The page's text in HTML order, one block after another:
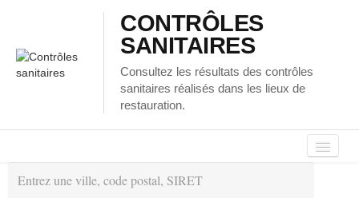
CONTRÔLES
SANITAIRES
Consultez les résultats des contrôles
sanitaires réalisés dans les lieux de
restauration.
Autour
de
Régions